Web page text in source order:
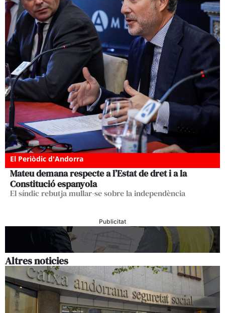
El Periòdic d'Andorra
Mateu demana respecte a l’Estat de dret i a la
Constitució espanyola
El síndic rebutja mullar-se sobre la independència
Publicitat
Altres noticies